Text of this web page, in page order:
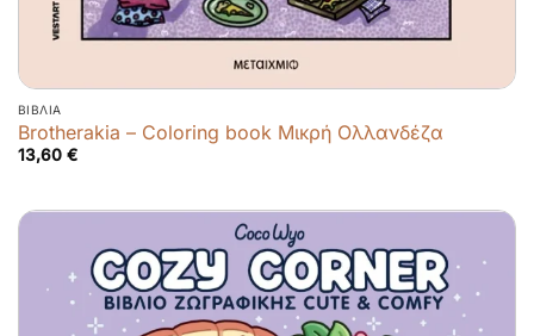
ΒΙΒΛΊΑ
Brotherakia – Coloring book Μικρή Ολλανδέζα
13,60 €